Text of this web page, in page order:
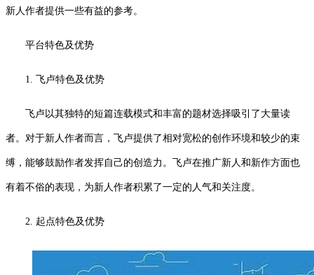
新人作者提供一些有益的参考。
平台特色及优势
1. 飞卢特色及优势
飞卢以其独特的短篇连载模式和丰富的题材选择吸引了大量读
者。对于新人作者而言，飞卢提供了相对宽松的创作环境和较少的束
缚，能够鼓励作者发挥自己的创造力。飞卢在推广新人和新作方面也
有着不俗的表现，为新人作者积累了一定的人气和关注度。
2. 起点特色及优势